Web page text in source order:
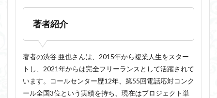
著者紹介
著者の渋谷 亜也さんは、2015年から複業人生をスター
トし、2021年からは完全フリーランスとして活躍されて
います。コールセンター歴12年、第55回電話応対コンク
ール全国3位という実績を持ち、現在はプロジェクト単